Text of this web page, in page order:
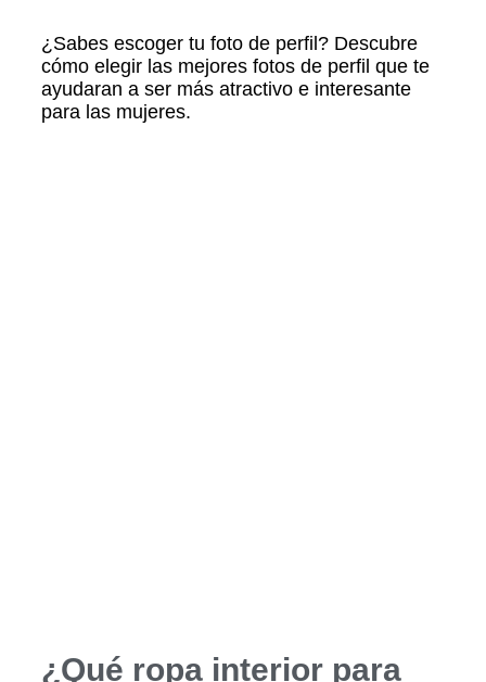
¿Sabes escoger tu foto de perfil? Descubre
cómo elegir las mejores fotos de perfil que te
ayudaran a ser más atractivo e interesante
para las mujeres.
¿Qué ropa interior para